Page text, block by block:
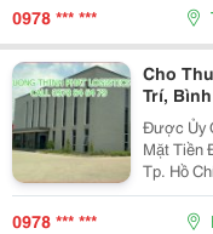
0978 *** ***
Cho
Trí,
Được Ủy
Mặt Tiền
Tp. Hồ Chí
Diện Tích: 16.500M2; -
0978 *** ***